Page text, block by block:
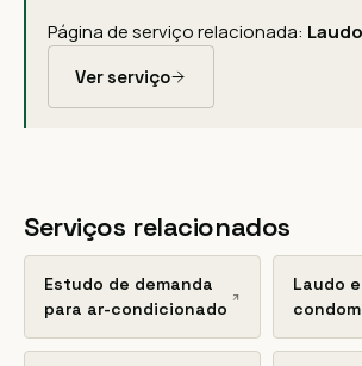
Página de serviço relacionada:
Ver serviço
Serviços relacionados
Estudo de demanda
para ar-condicionado
Laudo